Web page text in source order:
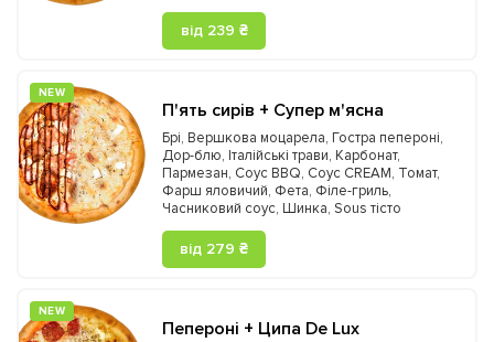
від 239 ₴
NEW
П'ять сирів + Супер м'ясна
Брі, Вершкова моцарела, Гостра пепероні,
Дор-блю, Італійські трави, Карбонат,
Пармезан, Соус BBQ, Соус CREAM, Томат,
Фарш яловичий, Фета, Філе-гриль,
Часниковий соус, Шинка, Sous тісто
від 279 ₴
NEW
Пепероні + Ципа De Lux